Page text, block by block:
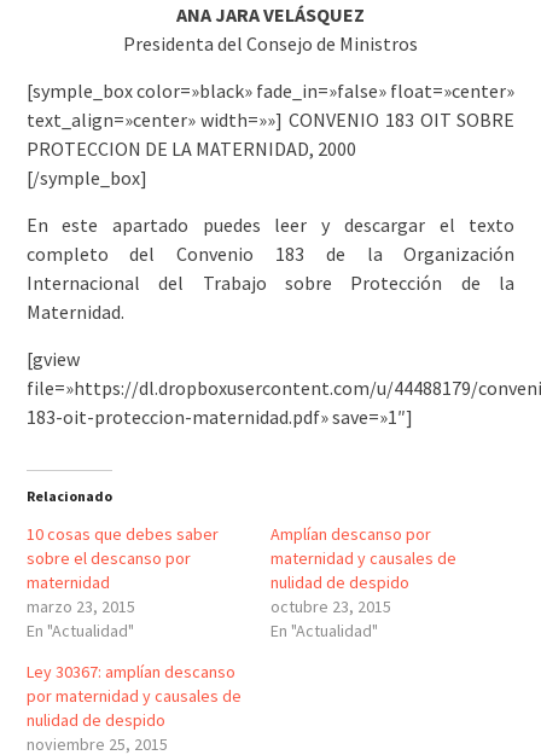
ANA JARA VELÁSQUEZ
Presidenta del Consejo de Ministros
[symple_box color=»black» fade_in=»false» float=»center»
text_align=»center» width=»»] CONVENIO 183 OIT SOBRE
PROTECCION DE LA MATERNIDAD, 2000
[/symple_box]
En este apartado puedes leer y descargar el texto
completo del Convenio 183 de la Organización
Internacional del Trabajo sobre Protección de la
Maternidad.
[gview
file=»https://dl.dropboxusercontent.com/u/44488179/
183-oit-proteccion-maternidad.pdf» save=»1″]
Relacionado
10 cosas que debes saber
sobre el descanso por
maternidad
marzo 23, 2015
En "Actualidad"
Amplían descanso por
maternidad y causales de
nulidad de despido
octubre 23, 2015
En "Actualidad"
Ley 30367: amplían descanso
por maternidad y causales de
nulidad de despido
noviembre 25, 2015